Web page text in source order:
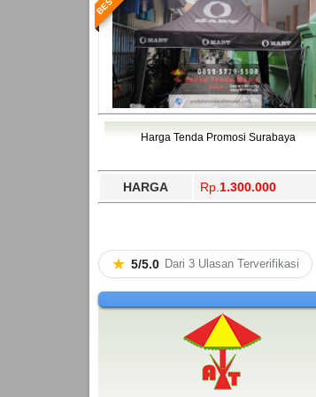
Harga Tenda Promosi Surabaya
HARGA Rp. 1.300.000
★ 5/5.0 Dari 3 Ulasan Terverifikasi